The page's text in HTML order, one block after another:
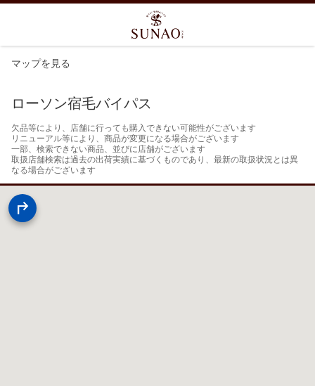
マップを見る
ローソン宿毛バイパス
欠品等により、店舗に行っても購入できない可能性がございます
リニューアル等により、商品が変更になる場合がございます
一部、検索できない商品、並びに店舗がございます
取扱店舗検索は過去の出荷実績に基づくものであり、最新の取扱状況とは異
なる場合がございます